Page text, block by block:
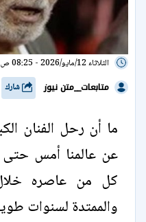
الثلاثاء 12/مايو/2026 - 08:25 ص
متابعات__متن نيوز
ما أن رحل الفنان
عن عالمنا أمس
كل من عاصره خلال
والممتدة لسنوات